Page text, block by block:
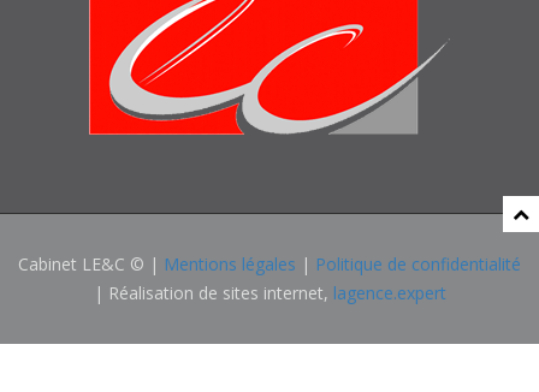
Cabinet LE&C © | Mentions légales | Politique de confidentialité
| Réalisation de sites internet, lagence.expert